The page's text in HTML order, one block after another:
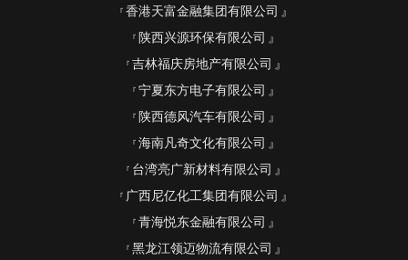
香港天富金融集团有限公司
陕西兴源环保有限公司
吉林福庆房地产有限公司
宁夏东方电子有限公司
陕西德风汽车有限公司
海南凡奇文化有限公司
台湾亮广新材料有限公司
广西尼亿化工集团有限公司
青海悦东金融有限公司
黑龙江领迈物流有限公司